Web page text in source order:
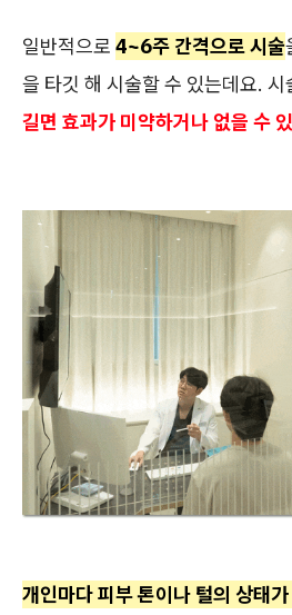
일반적으로 4~6주 간격으로 시술
을 타깃 해 시술할 수 있는데요. 시
길면 효과가 미약하거나 없을 수
개인마다 피부 톤이나 털의 상태